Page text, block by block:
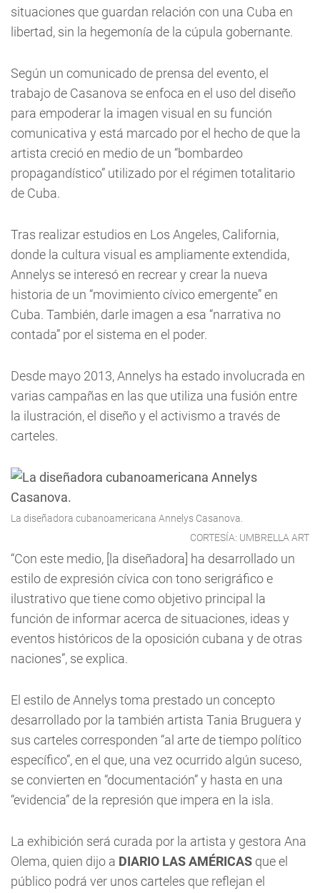
situaciones que guardan relación con una Cuba en
libertad, sin la hegemonía de la cúpula gobernante.
Según un comunicado de prensa del evento, el
trabajo de Casanova se enfoca en el uso del diseño
para empoderar la imagen visual en su función
comunicativa y está marcado por el hecho de que la
artista creció en medio de un “bombardeo
propagandístico” utilizado por el régimen totalitario
de Cuba.
Tras realizar estudios en Los Angeles, California,
donde la cultura visual es ampliamente extendida,
Annelys se interesó en recrear y crear la nueva
historia de un “movimiento cívico emergente” en
Cuba. También, darle imagen a esa “narrativa no
contada” por el sistema en el poder.
Desde mayo 2013, Annelys ha estado involucrada en
varias campañas en las que utiliza una fusión entre
la ilustración, el diseño y el activismo a través de
carteles.
La diseñadora cubanoamericana Annelys Casanova.
CORTESÍA: UMBRELLA ART
“Con este medio, [la diseñadora] ha desarrollado un
estilo de expresión cívica con tono serigráfico e
ilustrativo que tiene como objetivo principal la
función de informar acerca de situaciones, ideas y
eventos históricos de la oposición cubana y de otras
naciones”, se explica.
El estilo de Annelys toma prestado un concepto
desarrollado por la también artista Tania Bruguera y
sus carteles corresponden “al arte de tiempo político
específico”, en el que, una vez ocurrido algún suceso,
se convierten en “documentación” y hasta en una
“evidencia” de la represión que impera en la isla.
La exhibición será curada por la artista y gestora Ana
Olema, quien dijo a DIARIO LAS AMÉRICAS que el
público podrá ver unos carteles que reflejan el